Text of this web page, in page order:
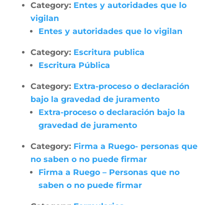
Category: Entes y autoridades que lo
vigilan
Entes y autoridades que lo vigilan
Category: Escritura publica
Escritura Pública
Category: Extra-proceso o declaración
bajo la gravedad de juramento
Extra-proceso o declaración bajo la
gravedad de juramento
Category: Firma a Ruego- personas que
no saben o no puede firmar
Firma a Ruego – Personas que no
saben o no puede firmar